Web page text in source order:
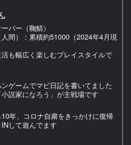
バー（鞠鯖）
人間）：累積約51000（2024年4月現
も幅広く楽しむプレイスタイルで
ゲームでマビ日記を書いてました
説家になろう」が主戦場です
年、コロナ自粛をきっかけに復帰
して遊んでます